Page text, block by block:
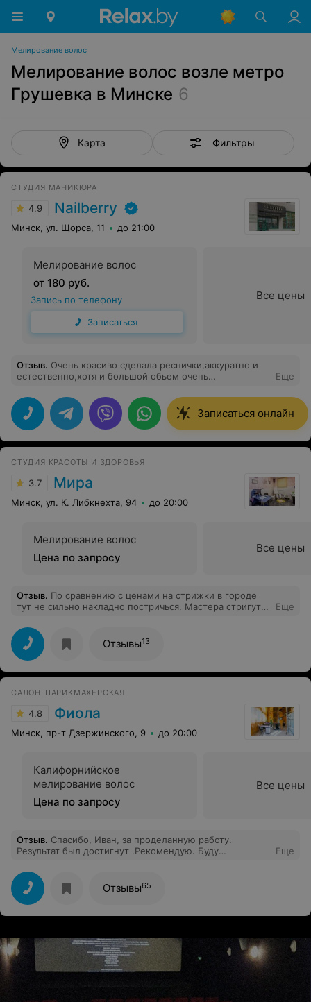
Мелирование волос
Мелирование волос возле метро
Грушевка в Минске 6
Карта Фильтры
СТУДИЯ МАНИКЮРА
4.9 Nailberry
Минск, ул. Щорса, 11 до 21:00
Мелирование волос
от 180 руб.
Запись по телефону
Записаться
Все цены
Отзыв. Очень красиво сделала реснички,аккуратно и
естественно,хотя и большой обьем очень
Еще
Записаться онлайн
СТУДИЯ КРАСОТЫ И ЗДОРОВЬЯ
3.7 Мира
Минск, ул. К. Либкнехта, 94 до 20:00
Мелирование волос
Цена по запросу
Все цены
Отзыв. По сравнению с ценами на стрижки в городе
тут не сильно накладно постричься. Мастера стригут
гигиены. Если просишь обработать инструмент при
тебе - делают и с нормальным видом. Девочки
приветливые.
Еще
Отзывы13
САЛОН-ПАРИКМАХЕРСКАЯ
4.8 Фиола
Минск, пр-т Дзержинского, 9 до 20:00
Калифорнийское
мелирование волос
Цена по запросу
Все цены
Отзыв. Спасибо, Иван, за проделанную работу.
Результат был достигнут .Рекомендую. Буду
Еще
Отзывы65